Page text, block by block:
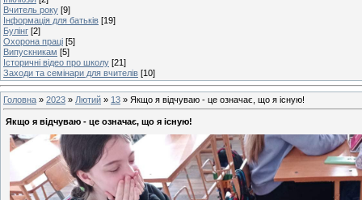
Вчитель року [9]
Інформація для батьків [19]
Булінг [2]
Охорона праці [5]
Випускникам [5]
Історичні відео про школу [21]
Заходи та семінари для вчителів [10]
Головна » 2023 » Лютий » 13 » Якщо я відчуваю - це означає, що я існую!
Якщо я відчуваю - це означає, що я існую!